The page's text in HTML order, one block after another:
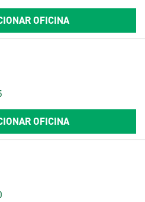
OFICINA
OFICINA